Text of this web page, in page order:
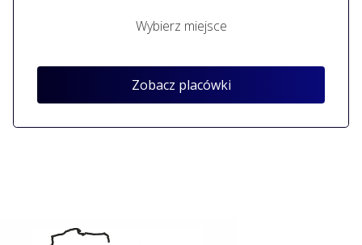
Wybierz miejsce
Zobacz placówki